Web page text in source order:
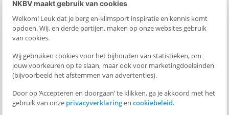
NKBV maakt gebruik van cookies
Welkom! Leuk dat je berg en-klimsport inspiratie en kennis komt
opdoen. Wij, en derde partijen, maken op onze websites gebruik
van cookies.
Wij gebruiken cookies voor het bijhouden van statistieken, om
jouw voorkeuren op te slaan, maar ook voor marketingdoeleinden
(bijvoorbeeld het afstemmen van advertenties).
Door op ‘Accepteren en doorgaan’ te klikken, ga je akkoord met het
gebruik van onze privacyverklaringencookiebeleid.